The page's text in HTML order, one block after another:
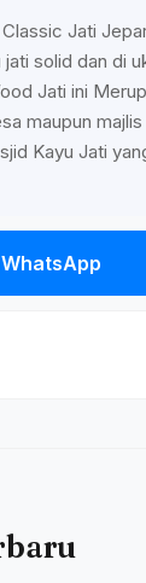
Jati
solid dan di
Jati ini
maupun majlis
Kayu Jati